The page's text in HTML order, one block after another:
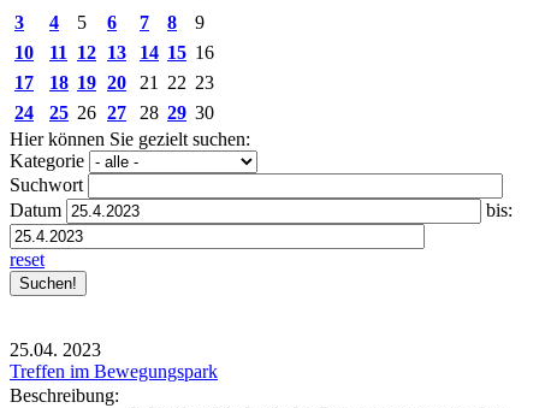
3
4 5 6 7 8
9
10
11 12 13 14 15 16
17
18 19 20 21 22 23
24
25 26 27 28 29 30
Hier können Sie gezielt suchen:
Kategorie
Suchwort
Datum
bis:
reset
25.04. 2023
Treffen im Bewegungspark
Beschreibung: